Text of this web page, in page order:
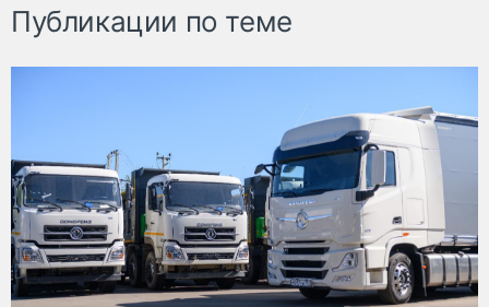
Публикации по теме